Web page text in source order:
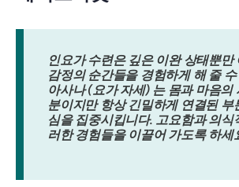
인요가 수련은 깊은 이완 상태뿐만
감정의 순간들을 경험하게 해 줄
아사나 (요가 자세) 는 몸과 마음의
분이지만 항상 긴밀하게 연결된 부
심을 집중시킵니다. 고요함과 의식
러한 경험들을 이끌어 가도록 하세